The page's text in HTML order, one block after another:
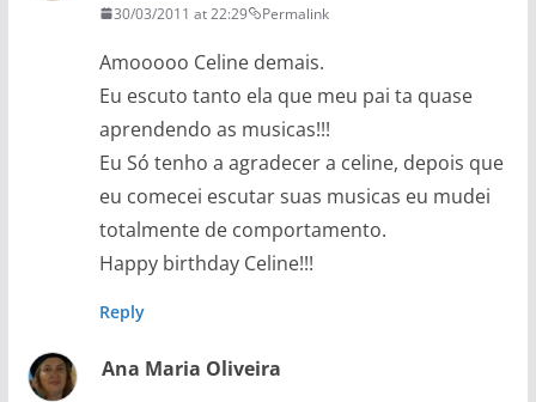
30/03/2011 at 22:29 Permalink
Amooooo Celine demais.
Eu escuto tanto ela que meu pai ta quase
aprendendo as musicas!!!
Eu Só tenho a agradecer a celine, depois que
eu comecei escutar suas musicas eu mudei
totalmente de comportamento.
Happy birthday Celine!!!
Reply
Ana Maria Oliveira